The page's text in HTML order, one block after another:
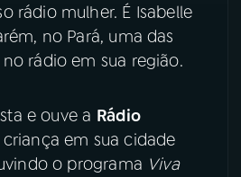
X
rádio mulher. É Isabelle
no Pará, uma das
rádio em sua região.
e ouve a Rádio
em sua cidade
o programa Viva